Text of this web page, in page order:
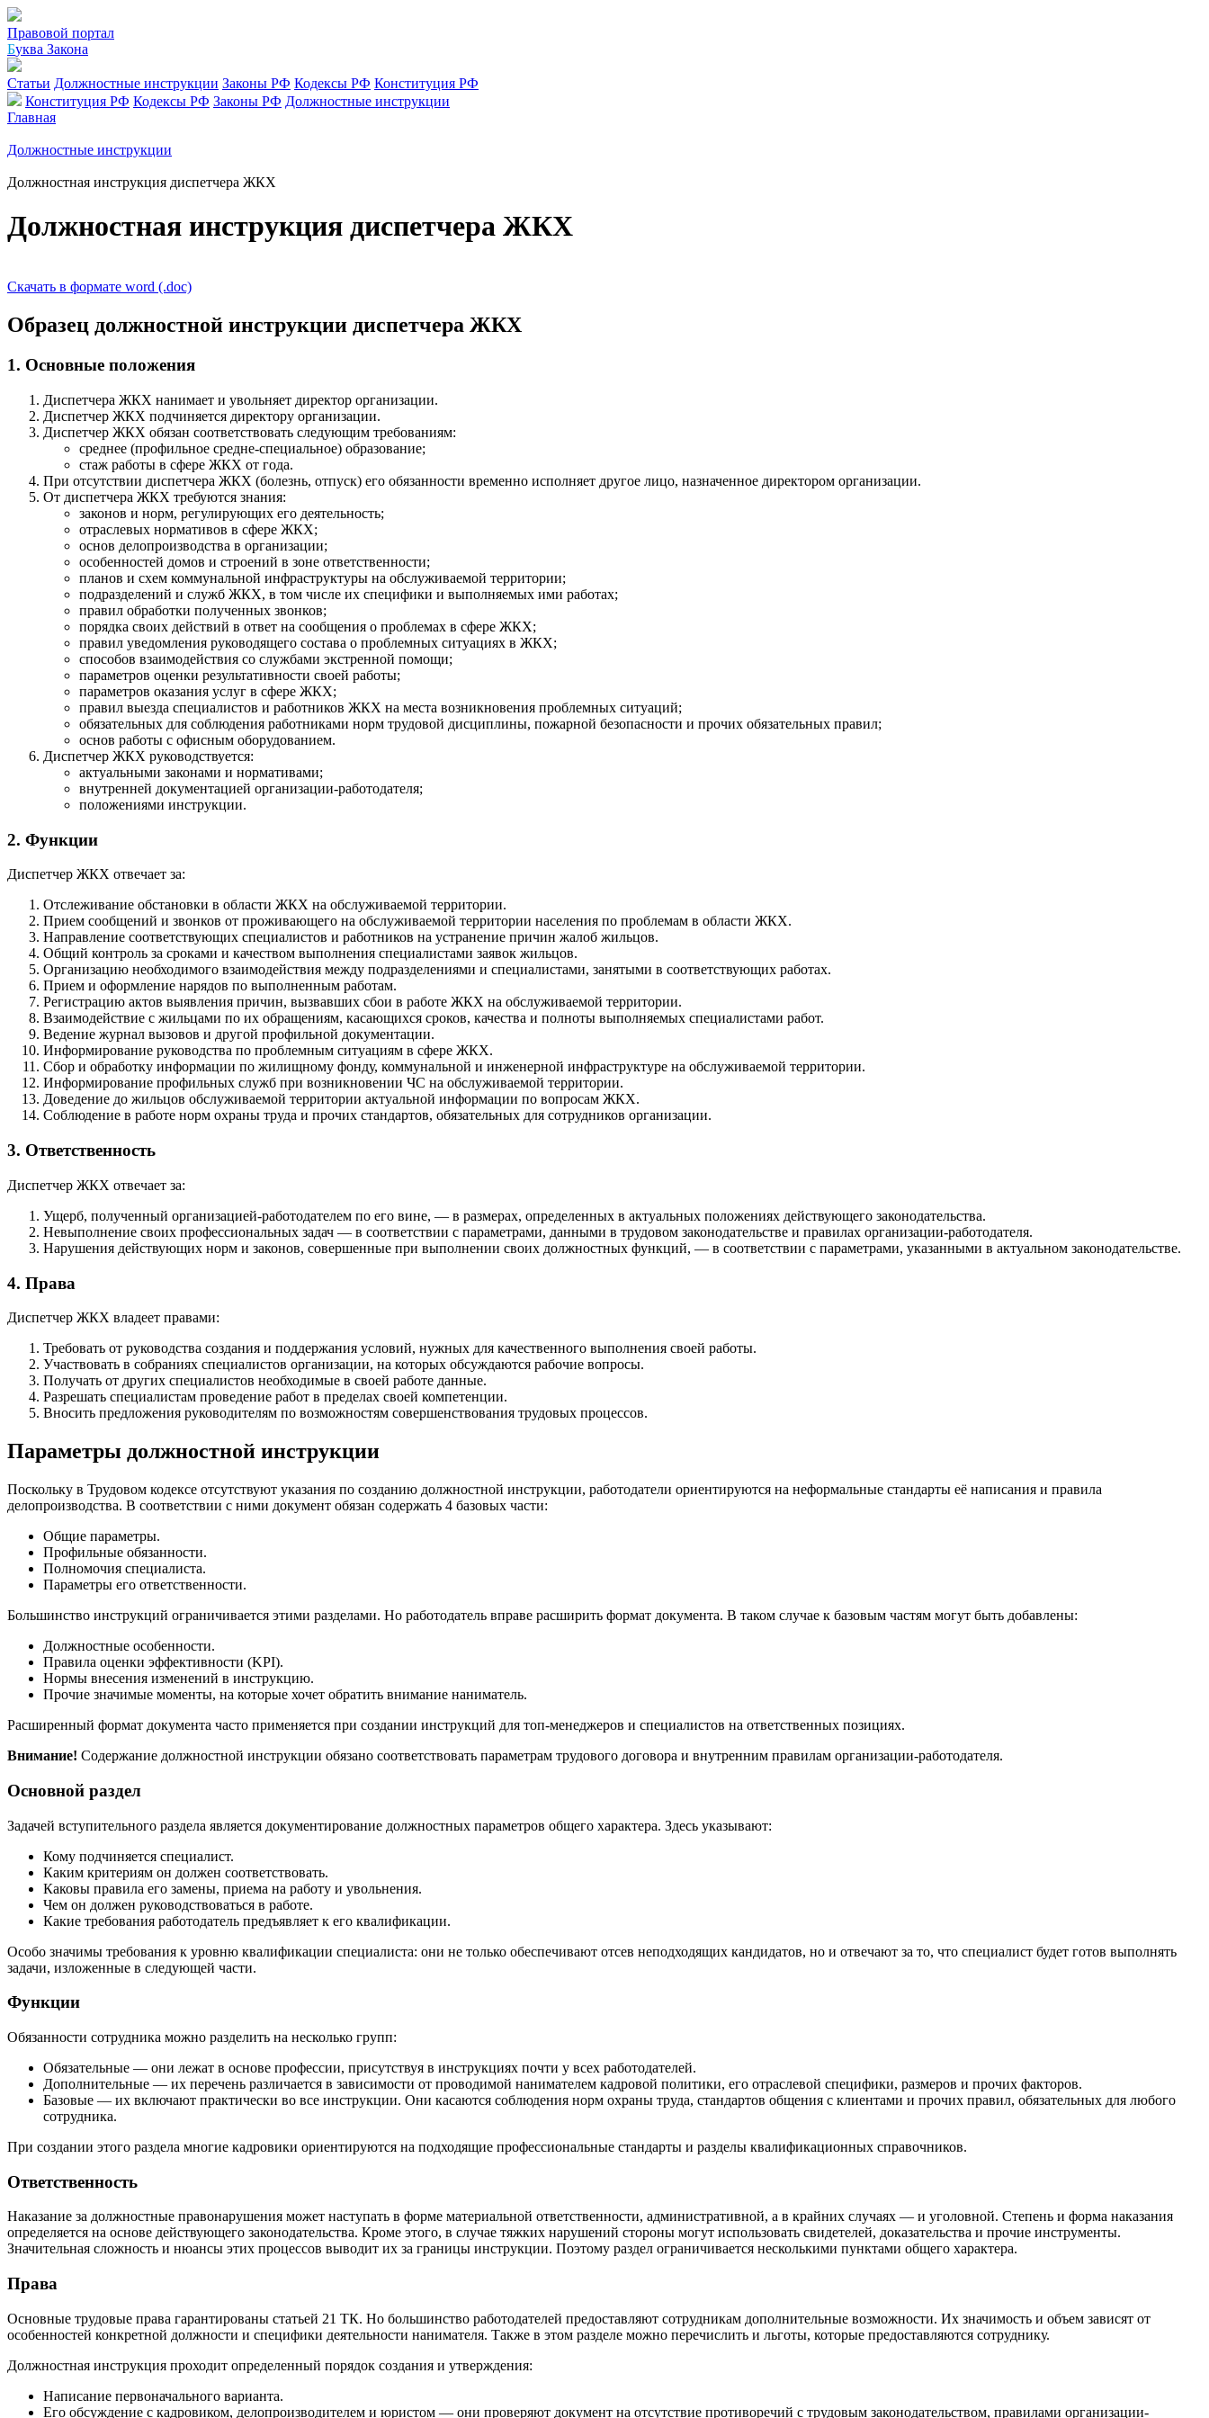
Правовой портал
Буква Закона
Статьи Должностные инструкции Законы РФ Кодексы РФ Конституция РФ
Конституция РФ Кодексы РФ Законы РФ Должностные инструкции
Главная
Должностные инструкции
Должностная инструкция диспетчера ЖКХ
Должностная инструкция диспетчера ЖКХ
Скачать в формате word (.doc)
Образец должностной инструкции диспетчера ЖКХ
1. Основные положения
Диспетчера ЖКХ нанимает и увольняет директор организации.
Диспетчер ЖКХ подчиняется директору организации.
Диспетчер ЖКХ обязан соответствовать следующим требованиям:
среднее (профильное средне-специальное) образование;
стаж работы в сфере ЖКХ от года.
При отсутствии диспетчера ЖКХ (болезнь, отпуск) его обязанности временно исполняет другое лицо, назначенное директором организации.
От диспетчера ЖКХ требуются знания:
законов и норм, регулирующих его деятельность;
отраслевых нормативов в сфере ЖКХ;
основ делопроизводства в организации;
особенностей домов и строений в зоне ответственности;
планов и схем коммунальной инфраструктуры на обслуживаемой территории;
подразделений и служб ЖКХ, в том числе их специфики и выполняемых ими работах;
правил обработки полученных звонков;
порядка своих действий в ответ на сообщения о проблемах в сфере ЖКХ;
правил уведомления руководящего состава о проблемных ситуациях в ЖКХ;
способов взаимодействия со службами экстренной помощи;
параметров оценки результативности своей работы;
параметров оказания услуг в сфере ЖКХ;
правил выезда специалистов и работников ЖКХ на места возникновения проблемных ситуаций;
обязательных для соблюдения работниками норм трудовой дисциплины, пожарной безопасности и прочих обязательных правил;
основ работы с офисным оборудованием.
Диспетчер ЖКХ руководствуется:
актуальными законами и нормативами;
внутренней документацией организации-работодателя;
положениями инструкции.
2. Функции
Диспетчер ЖКХ отвечает за:
Отслеживание обстановки в области ЖКХ на обслуживаемой территории.
Прием сообщений и звонков от проживающего на обслуживаемой территории населения по проблемам в области ЖКХ.
Направление соответствующих специалистов и работников на устранение причин жалоб жильцов.
Общий контроль за сроками и качеством выполнения специалистами заявок жильцов.
Организацию необходимого взаимодействия между подразделениями и специалистами, занятыми в соответствующих работах.
Прием и оформление нарядов по выполненным работам.
Регистрацию актов выявления причин, вызвавших сбои в работе ЖКХ на обслуживаемой территории.
Взаимодействие с жильцами по их обращениям, касающихся сроков, качества и полноты выполняемых специалистами работ.
Ведение журнал вызовов и другой профильной документации.
Информирование руководства по проблемным ситуациям в сфере ЖКХ.
Сбор и обработку информации по жилищному фонду, коммунальной и инженерной инфраструктуре на обслуживаемой территории.
Информирование профильных служб при возникновении ЧС на обслуживаемой территории.
Доведение до жильцов обслуживаемой территории актуальной информации по вопросам ЖКХ.
Соблюдение в работе норм охраны труда и прочих стандартов, обязательных для сотрудников организации.
3. Ответственность
Диспетчер ЖКХ отвечает за:
Ущерб, полученный организацией-работодателем по его вине, — в размерах, определенных в актуальных положениях действующего законодательства.
Невыполнение своих профессиональных задач — в соответствии с параметрами, данными в трудовом законодательстве и правилах организации-работодателя.
Нарушения действующих норм и законов, совершенные при выполнении своих должностных функций, — в соответствии с параметрами, указанными в актуальном законодательстве.
4. Права
Диспетчер ЖКХ владеет правами:
Требовать от руководства создания и поддержания условий, нужных для качественного выполнения своей работы.
Участвовать в собраниях специалистов организации, на которых обсуждаются рабочие вопросы.
Получать от других специалистов необходимые в своей работе данные.
Разрешать специалистам проведение работ в пределах своей компетенции.
Вносить предложения руководителям по возможностям совершенствования трудовых процессов.
Параметры должностной инструкции
Поскольку в Трудовом кодексе отсутствуют указания по созданию должностной инструкции, работодатели ориентируются на неформальные стандарты её написания и правила
делопроизводства. В соответствии с ними документ обязан содержать 4 базовых части:
Общие параметры.
Профильные обязанности.
Полномочия специалиста.
Параметры его ответственности.
Большинство инструкций ограничивается этими разделами. Но работодатель вправе расширить формат документа. В таком случае к базовым частям могут быть добавлены:
Должностные особенности.
Правила оценки эффективности (KPI).
Нормы внесения изменений в инструкцию.
Прочие значимые моменты, на которые хочет обратить внимание наниматель.
Расширенный формат документа часто применяется при создании инструкций для топ-менеджеров и специалистов на ответственных позициях.
Внимание! Содержание должностной инструкции обязано соответствовать параметрам трудового договора и внутренним правилам организации-работодателя.
Основной раздел
Задачей вступительного раздела является документирование должностных параметров общего характера. Здесь указывают:
Кому подчиняется специалист.
Каким критериям он должен соответствовать.
Каковы правила его замены, приема на работу и увольнения.
Чем он должен руководствоваться в работе.
Какие требования работодатель предъявляет к его квалификации.
Особо значимы требования к уровню квалификации специалиста: они не только обеспечивают отсев неподходящих кандидатов, но и отвечают за то, что специалист будет готов выполнять
задачи, изложенные в следующей части.
Функции
Обязанности сотрудника можно разделить на несколько групп:
Обязательные — они лежат в основе профессии, присутствуя в инструкциях почти у всех работодателей.
Дополнительные — их перечень различается в зависимости от проводимой нанимателем кадровой политики, его отраслевой специфики, размеров и прочих факторов.
Базовые — их включают практически во все инструкции. Они касаются соблюдения норм охраны труда, стандартов общения с клиентами и прочих правил, обязательных для любого
сотрудника.
При создании этого раздела многие кадровики ориентируются на подходящие профессиональные стандарты и разделы квалификационных справочников.
Ответственность
Наказание за должностные правонарушения может наступать в форме материальной ответственности, административной, а в крайних случаях — и уголовной. Степень и форма наказания
определяется на основе действующего законодательства. Кроме этого, в случае тяжких нарушений стороны могут использовать свидетелей, доказательства и прочие инструменты.
Значительная сложность и нюансы этих процессов выводит их за границы инструкции. Поэтому раздел ограничивается несколькими пунктами общего характера.
Права
Основные трудовые права гарантированы статьей 21 ТК. Но большинство работодателей предоставляют сотрудникам дополнительные возможности. Их значимость и объем зависят от
особенностей конкретной должности и специфики деятельности нанимателя. Также в этом разделе можно перечислить и льготы, которые предоставляются сотруднику.
Должностная инструкция проходит определенный порядок создания и утверждения:
Написание первоначального варианта.
Его обсуждение с кадровиком, делопроизводителем и юристом — они проверяют документ на отсутствие противоречий с трудовым законодательством, правилами организации-